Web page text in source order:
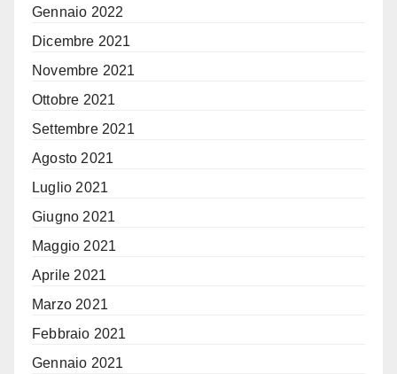
Gennaio 2022
Dicembre 2021
Novembre 2021
Ottobre 2021
Settembre 2021
Agosto 2021
Luglio 2021
Giugno 2021
Maggio 2021
Aprile 2021
Marzo 2021
Febbraio 2021
Gennaio 2021